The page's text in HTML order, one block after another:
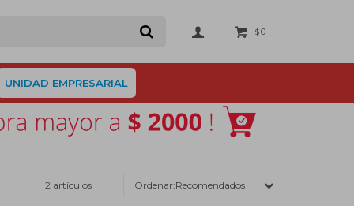
UNIDAD EMPRESARIAL
$0
2 artículos Recomendados